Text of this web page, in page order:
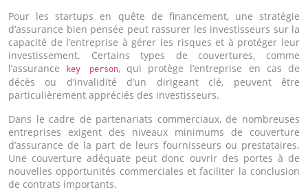
Pour les startups en quête de financement, une stratégie
d’assurance bien pensée peut rassurer les investisseurs sur la
capacité de l’entreprise à gérer les risques et à protéger leur
investissement. Certains types de couvertures, comme
l’assurance
key person, qui protège l’entreprise en cas de
décès ou d’invalidité d’un dirigeant clé, peuvent être
particulièrement appréciés des investisseurs.
Dans le cadre de partenariats commerciaux, de nombreuses
entreprises exigent des niveaux minimums de couverture
d’assurance de la part de leurs fournisseurs ou prestataires.
Une couverture adéquate peut donc ouvrir des portes à de
nouvelles opportunités commerciales et faciliter la conclusion
de contrats importants.